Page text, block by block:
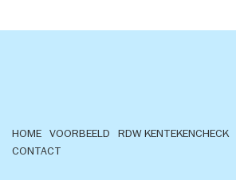
HOME VOORBEELD RDW KENTEKENCHECK
CONTACT